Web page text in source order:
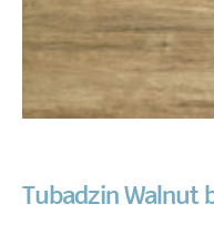
Tubadzin Walnut